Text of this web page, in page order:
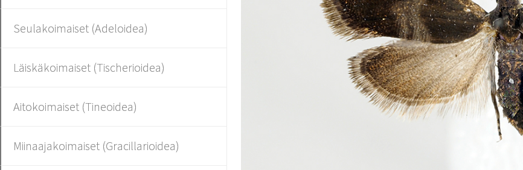
Seulakoimaiset (Adeloidea)
Läiskäkoimaiset (Tischerioidea)
Aitokoimaiset (Tineoidea)
Miinaajakoimaiset (Gracillarioidea)